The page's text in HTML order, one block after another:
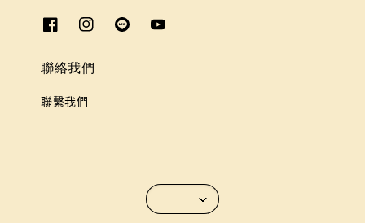
聯絡我們
聯繫我們